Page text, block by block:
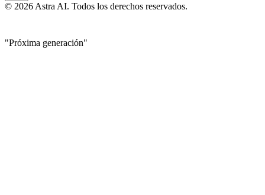
© 2026 Astra AI. Todos los derechos reservados.
"Próxima generación"